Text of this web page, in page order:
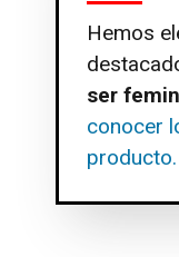
Hemos
ser
conocer
producto.